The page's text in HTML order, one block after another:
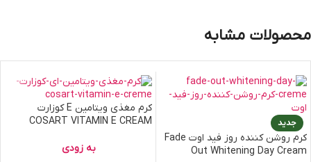
محصولات مشابه
جدید
کرم روشن کننده روز فید اوت Fade
Out Whitening Day Cream
کرم مغذی ویتامین E کوزارت
COSART VITAMIN E CREAM
به زودی